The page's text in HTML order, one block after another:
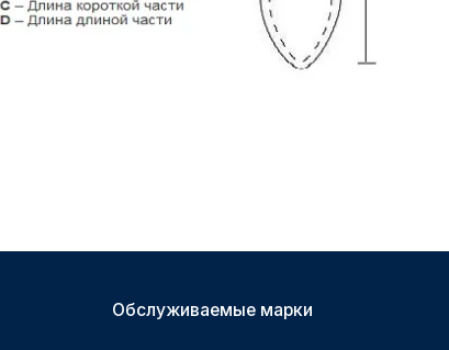
Обслуживаемые марки